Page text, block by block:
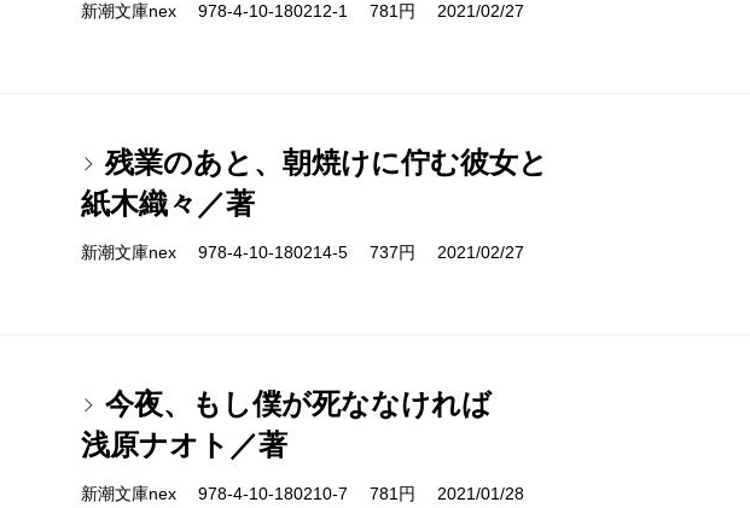
新潮文庫nex 978-4-10-180212-1 781円 2021/02/27
残業のあと、朝焼けに佇む彼女と
紙木織々／著
新潮文庫nex 978-4-10-180214-5 737円 2021/02/27
今夜、もし僕が死ななければ
浅原ナオト／著
新潮文庫nex 978-4-10-180210-7 781円 2021/01/28